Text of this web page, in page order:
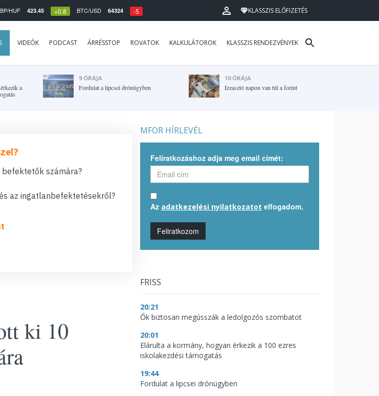
HUF 423.45 +0.8 BTC/USD 64324 -5 KLASSZIS ELŐFIZETÉS
VIDEÓK PODCAST ÁRRÉSSTOP ROVATOK KALKULÁTOROK KLASSZIS RENDEZVÉNYEK
a
9 ÓRÁJA
Fordulat a lipcsei drónügyben
10 ÓRÁJA
Izzasztó napon van túl a forint
számára?
az ingatlanbefektetésekről?
ki 10
MFOR HÍRLEVÉL
Feliratkozáshoz adja meg email címét:
Az adatkezelési nyilatkozatot elfogadom.
Feliratkozom
FRISS
20:21
Ők biztosan megússzák a ledolgozós szombatot
20:01
Elárulta a kormány, hogyan érkezik a 100 ezres
iskolakezdési támogatás
19:44
Fordulat a lipcsei drónügyben